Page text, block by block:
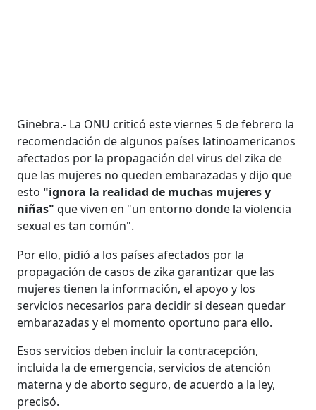
Ginebra.- La ONU criticó este viernes 5 de febrero la
recomendación de algunos países latinoamericanos
afectados por la propagación del virus del zika de
que las mujeres no queden embarazadas y dijo que
esto "ignora la realidad de muchas mujeres y
niñas"que viven en "un entorno donde la violencia
sexual es tan común".
Por ello, pidió a los países afectados por la
propagación de casos de zika garantizar que las
mujeres tienen la información, el apoyo y los
servicios necesarios para decidir si desean quedar
embarazadas y el momento oportuno para ello.
Esos servicios deben incluir la contracepción,
incluida la de emergencia, servicios de atención
materna y de aborto seguro, de acuerdo a la ley,
precisó.